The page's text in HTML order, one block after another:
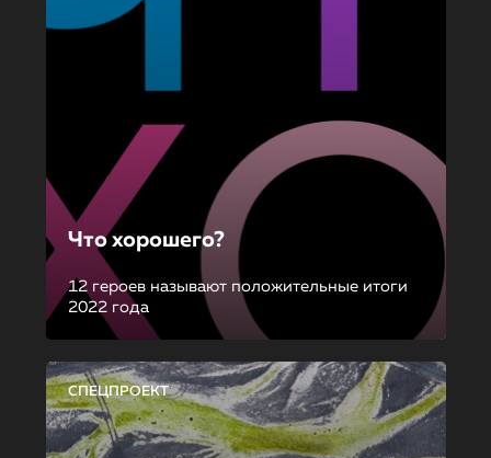
Что хорошего?
12 героев называют положительные итоги
2022 года
СПЕЦПРОЕКТ